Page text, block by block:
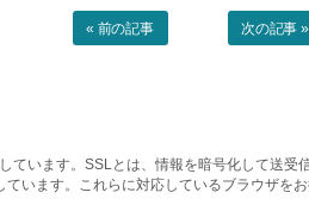
« 前の記事 次の記事 »
ています。SSLとは、情報を暗号化して送
います。これらに対応しているブラウザ